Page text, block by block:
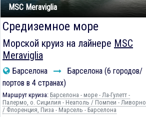
MSC Meraviglia
Средиземное море
Морской круиз на лайнере MSC
Meraviglia
Барселона
Барселона (6 городов/
портов в 4 странах)
Маршрут круиза: Барселона - море - Ла-Гулетт -
Палермо, о. Сицилия - Неаполь / Помпеи - Ливорно
/ Флоренция, Пиза - Марсель - Барселона